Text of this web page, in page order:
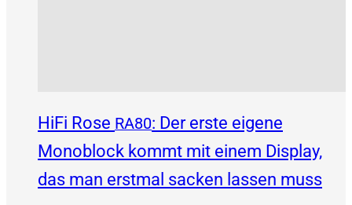
HiFi Rose RA80: Der erste eigene
Monoblock kommt mit einem Display,
das man erstmal sacken lassen muss